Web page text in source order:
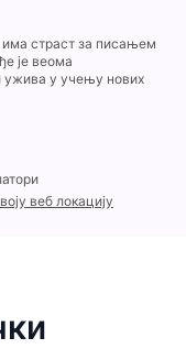
има страст за писањем
је веома
ужива у учењу нових
веб локацију